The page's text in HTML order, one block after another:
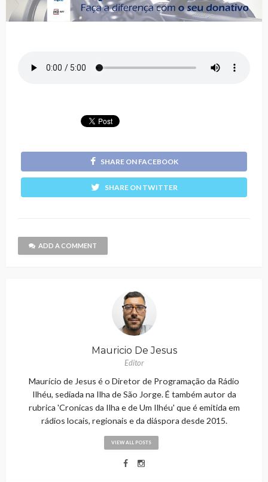
SHARE ON FACEBOOK
SHARE ON TWITTER
ADD A COMMENT
Mauricio De Jesus
Editor
Maurício de Jesus é o Diretor de Programação da Rádio
Ilhéu, sediada na Ilha de São Jorge. É também autor da
rubrica 'Cronicas da Ilha e de Um Ilhéu' que é emitida em
rádios locais, regionais e da diáspora desde 2015.
VIEW ALL POSTS